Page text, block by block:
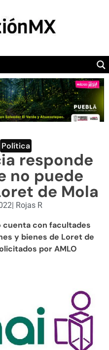
Política
responde
no puede
de Mola
| Rojas R
cuenta con facultades
y bienes de Loret de
por AMLO